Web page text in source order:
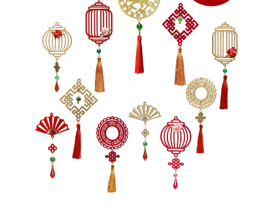
Cách chọn tranh phòng ngủ để mỗi ngày bắt đầu nhẹ
nhàng hơn
Chọn tranh phòng khách từ góc nhìn Home Stylist
Phong cách nội thất
Vị trí trưng bày